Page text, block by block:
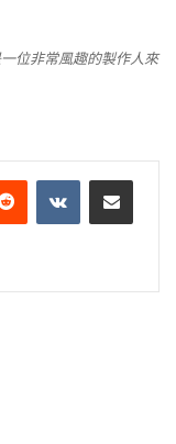
位非常風趣的製作人來
Reddit VKontakteShare via Email